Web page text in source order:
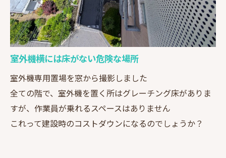
室外機横には床がない危険な場所
室外機専用置場を窓から撮影しました
全ての階で、室外機を置く所はグレーチング床がありま
すが、作業員が乗れるスペースはありません
これって建設時のコストダウンになるのでしょうか？